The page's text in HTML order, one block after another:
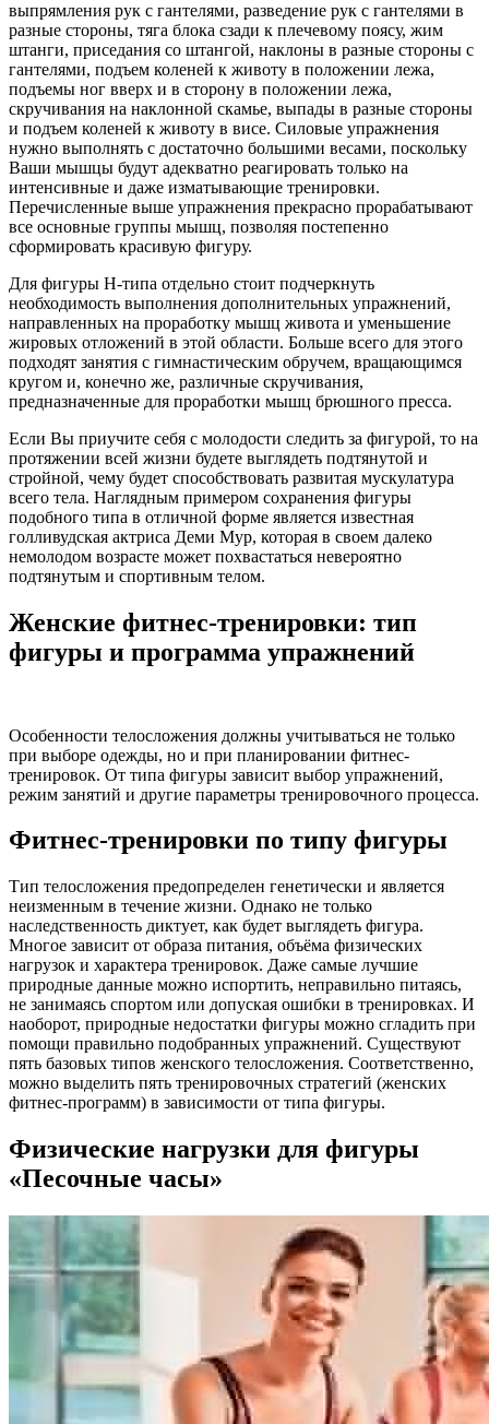
выпрямления рук с гантелями, разведение рук с гантелями в
разные стороны, тяга блока сзади к плечевому поясу, жим
штанги, приседания со штангой, наклоны в разные стороны с
гантелями, подъем коленей к животу в положении лежа,
подъемы ног вверх и в сторону в положении лежа,
скручивания на наклонной скамье, выпады в разные стороны
и подъем коленей к животу в висе. Силовые упражнения
нужно выполнять с достаточно большими весами, поскольку
Ваши мышцы будут адекватно реагировать только на
интенсивные и даже изматывающие тренировки.
Перечисленные выше упражнения прекрасно прорабатывают
все основные группы мышц, позволяя постепенно
сформировать красивую фигуру.
Для фигуры Н-типа отдельно стоит подчеркнуть
необходимость выполнения дополнительных упражнений,
направленных на проработку мышц живота и уменьшение
жировых отложений в этой области. Больше всего для этого
подходят занятия с гимнастическим обручем, вращающимся
кругом и, конечно же, различные скручивания,
предназначенные для проработки мышц брюшного пресса.
Если Вы приучите себя с молодости следить за фигурой, то на
протяжении всей жизни будете выглядеть подтянутой и
стройной, чему будет способствовать развитая мускулатура
всего тела. Наглядным примером сохранения фигуры
подобного типа в отличной форме является известная
голливудская актриса Деми Мур, которая в своем далеко
немолодом возрасте может похвастаться невероятно
подтянутым и спортивным телом.
Женские фитнес-тренировки: тип
фигуры и программа упражнений
Особенности телосложения должны учитываться не только
при выборе одежды, но и при планировании фитнес-
тренировок. От типа фигуры зависит выбор упражнений,
режим занятий и другие параметры тренировочного процесса.
Фитнес-тренировки по типу фигуры
Тип телосложения предопределен генетически и является
неизменным в течение жизни. Однако не только
наследственность диктует, как будет выглядеть фигура.
Многое зависит от образа питания, объёма физических
нагрузок и характера тренировок. Даже самые лучшие
природные данные можно испортить, неправильно питаясь,
не занимаясь спортом или допуская ошибки в тренировках. И
наоборот, природные недостатки фигуры можно сгладить при
помощи правильно подобранных упражнений. Существуют
пять базовых типов женского телосложения. Соответственно,
можно выделить пять тренировочных стратегий (женских
фитнес-программ) в зависимости от типа фигуры.
Физические нагрузки для фигуры
«Песочные часы»